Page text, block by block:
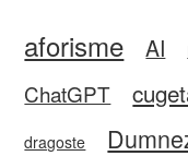
aforisme AI
ChatGPT
dragoste